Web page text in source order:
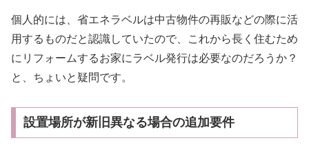
個人的には、省エネラベルは中古物件の再販などの際に活
用するものだと認識していたので、これから長く住むため
にリフォームするお家にラベル発行は必要なのだろうか？
と、ちょいと疑問です。
設置場所が新旧異なる場合の追加要件